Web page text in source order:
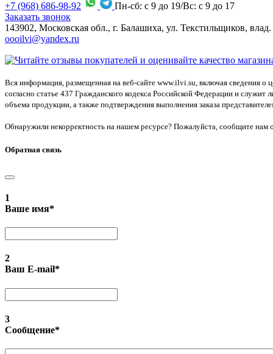
+7 (968) 686-98-92
Пн-сб: с 9 до 19/Вс: с 9 до 17
Заказать звонок
143902, Московская обл., г. Балашиха, ул. Текстильщиков, влад.
oooilvi@yandex.ru
Вся информация, размещенная на веб-сайте www.ilvi.su, включая сведения о
согласно статье 437 Гражданского кодекса Российской Федерации и
объема продукции, а также подтверждения выполнения заказа
Обнаружили некорректность на нашем ресурсе? Пожалуйста, сообщите
Обратная связь
1
Ваше имя*
2
Ваш E-mail*
3
Сообщение*